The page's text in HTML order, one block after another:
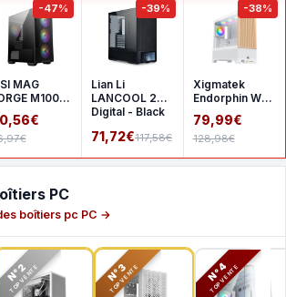
-47%
MAG
M100R
-39%
Lian Li
LANCOOL 207
Digital - Black
71,72€117,58€
-38%
Xigmatek
Endorphin WD
- White
79,99€
128,98€
PC
boîtiers pc PC →
N°2
TOP VENTE N°3
TOP VENTE N°4
TOP VENTE